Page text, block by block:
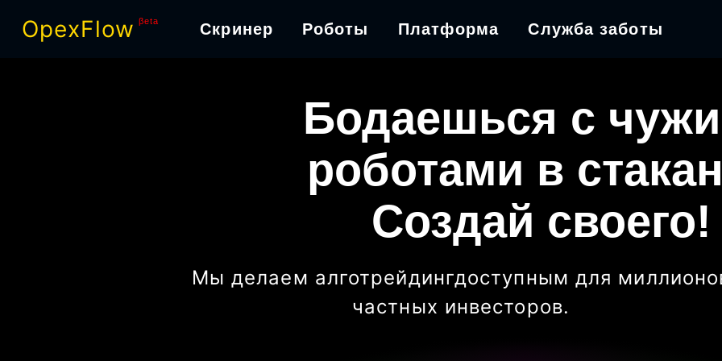
OpexFlow βeta Скринер Роботы Платформа Служба заботы
Бодаешься с
роботами в
Создай своего!
Мы делаем алготрейдингдоступным для
частных инвесторов.